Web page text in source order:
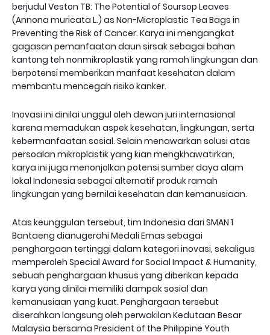
berjudul Veston TB: The Potential of Soursop Leaves
(Annona muricata L.) as Non-Microplastic Tea Bags in
Preventing the Risk of Cancer. Karya ini mengangkat
gagasan pemanfaatan daun sirsak sebagai bahan
kantong teh nonmikroplastik yang ramah lingkungan dan
berpotensi memberikan manfaat kesehatan dalam
membantu mencegah risiko kanker.
Inovasi ini dinilai unggul oleh dewan juri internasional
karena memadukan aspek kesehatan, lingkungan, serta
kebermanfaatan sosial. Selain menawarkan solusi atas
persoalan mikroplastik yang kian mengkhawatirkan,
karya ini juga menonjolkan potensi sumber daya alam
lokal Indonesia sebagai alternatif produk ramah
lingkungan yang bernilai kesehatan dan kemanusiaan.
Atas keunggulan tersebut, tim Indonesia dari SMAN 1
Bantaeng dianugerahi Medali Emas sebagai
penghargaan tertinggi dalam kategori inovasi, sekaligus
memperoleh Special Award for Social Impact & Humanity,
sebuah penghargaan khusus yang diberikan kepada
karya yang dinilai memiliki dampak sosial dan
kemanusiaan yang kuat. Penghargaan tersebut
diserahkan langsung oleh perwakilan Kedutaan Besar
Malaysia bersama President of the Philippine Youth